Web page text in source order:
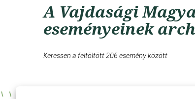
A Vajdasági
eseményeinek
Keressen a feltöltött 206 esemény között